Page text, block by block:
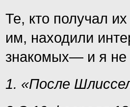
Те, кто получал
им, находили
знакомых— и я не
1. «После